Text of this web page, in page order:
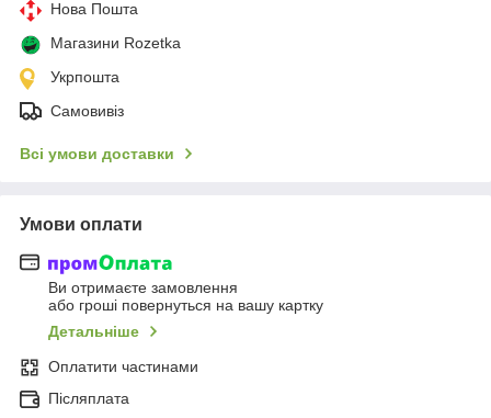
Нова Пошта
Магазини Rozetka
Укрпошта
Самовивіз
Всі умови доставки
Умови оплати
Ви отримаєте замовлення
або гроші повернуться на вашу картку
Детальніше
Оплатити частинами
Післяплата